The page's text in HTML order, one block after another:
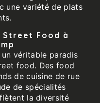
une variété de plats
Street Food à
véritable paradis
food. Des food
de cuisine de rue
de spécialités
la diversité